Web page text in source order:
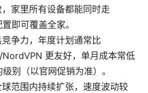
家里所有设备都能同时走
即可覆盖全家。
争力，年度计划通常比
更友好，单月成本常低
别（以官网促销为准）。
范围内持续扩张，速度波动较